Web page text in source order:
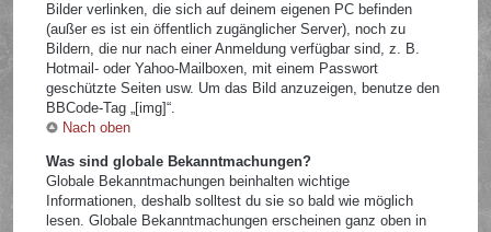
Bilder verlinken, die sich auf deinem eigenen PC befinden
(außer es ist ein öffentlich zugänglicher Server), noch zu
Bildern, die nur nach einer Anmeldung verfügbar sind, z. B.
Hotmail- oder Yahoo-Mailboxen, mit einem Passwort
geschützte Seiten usw. Um das Bild anzuzeigen, benutze den
BBCode-Tag „[img]“.
Nach oben
Was sind globale Bekanntmachungen?
Globale Bekanntmachungen beinhalten wichtige
Informationen, deshalb solltest du sie so bald wie möglich
lesen. Globale Bekanntmachungen erscheinen ganz oben in